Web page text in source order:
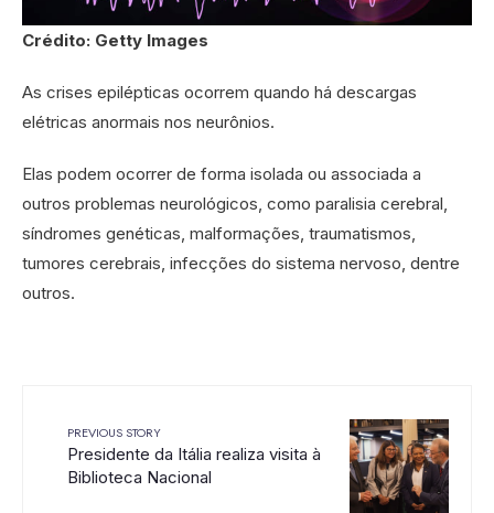
Crédito: Getty Images
As crises epilépticas ocorrem quando há descargas
elétricas anormais nos neurônios.
Elas podem ocorrer de forma isolada ou associada a
outros problemas neurológicos, como paralisia cerebral,
síndromes genéticas, malformações, traumatismos,
tumores cerebrais, infecções do sistema nervoso, dentre
outros.
PREVIOUS STORY
Presidente da Itália realiza visita à
Biblioteca Nacional